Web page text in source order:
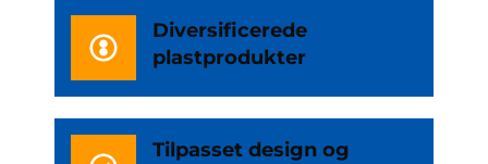
Diversificerede
plastprodukter
Tilpasset design og